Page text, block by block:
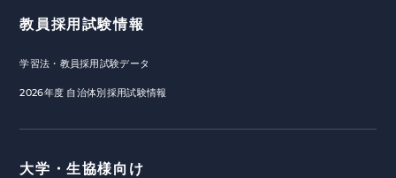
教員採用試験情報
学習法・教員採用試験データ
2026年度 自治体別採用試験情報
大学・生協様向け